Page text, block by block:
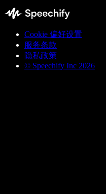
Cookie 偏好设置
服务条款
隐私政策
© Speechify Inc 2026